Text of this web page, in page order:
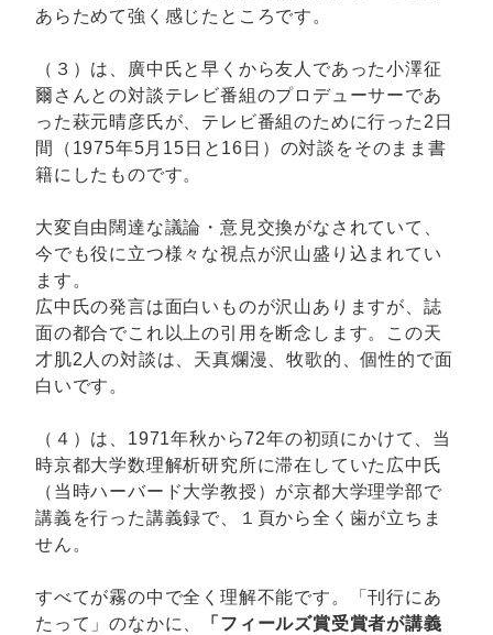
あらためて強く感じたところです。
（３）は、廣中氏と早くから友人であった小澤征
爾さんとの対談テレビ番組のプロデューサーであ
った萩元晴彦氏が、テレビ番組のために行った2日
間（1975年5月15日と16日）の対談をそのまま書
籍にしたものです。
大変自由闊達な議論・意見交換がなされていて、
今でも役に立つ様々な視点が沢山盛り込まれてい
ます。
広中氏の発言は面白いものが沢山ありますが、誌
面の都合でこれ以上の引用を断念します。この天
才肌2人の対談は、天真爛漫、牧歌的、個性的で面
白いです。
（４）は、1971年秋から72年の初頭にかけて、当
時京都大学数理解析研究所に滞在していた広中氏
（当時ハーバード大学教授）が京都大学理学部で
講義を行った講義録で、１頁から全く歯が立ちま
せん。
すべてが霧の中で全く理解不能です。「刊行にあ
たって」のなかに、
「フィールズ賞受賞者が講義